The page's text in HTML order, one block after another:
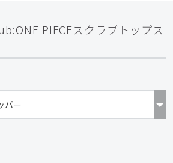
PIECEスクラブトップス